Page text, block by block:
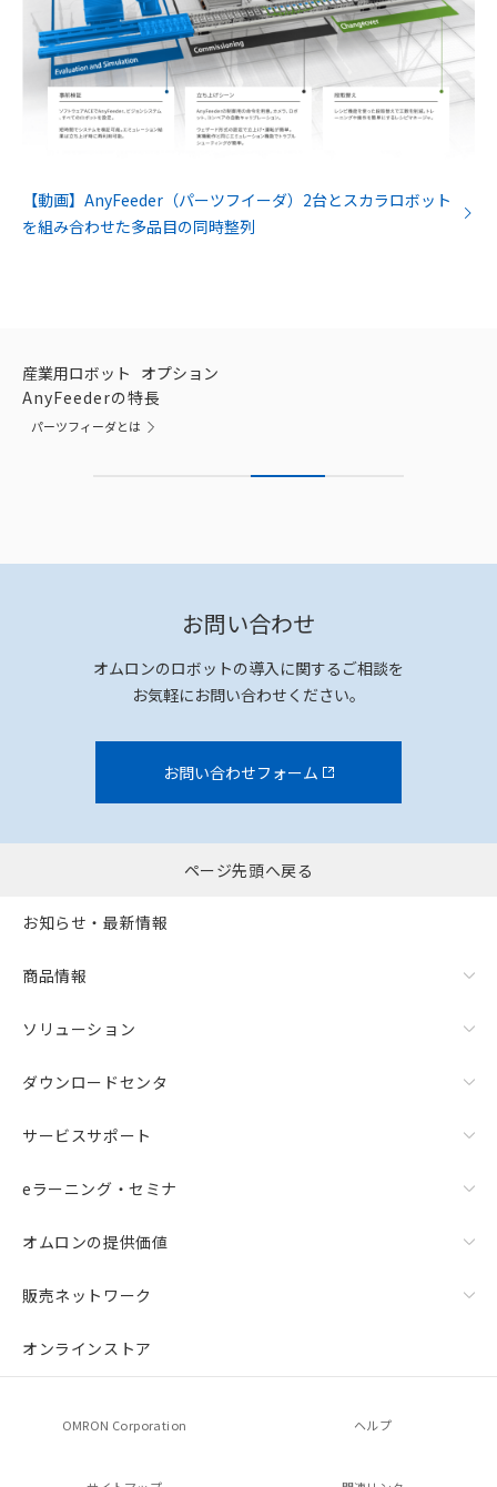
【動画】AnyFeeder（パーツフイーダ）2台とスカラロボット
を組み合わせた多品目の同時整列
産業用ロボット オプション
AnyFeederの特長
パーツフィーダとは
お問い合わせ
オムロンのロボットの導入に関するご相談を
お気軽にお問い合わせください。
お問い合わせフォーム
ページ先頭へ戻る
お知らせ・最新情報
商品情報
ソリューション
ダウンロードセンタ
サービスサポート
eラーニング・セミナ
オムロンの提供価値
販売ネットワーク
オンラインストア
OMRON Corporation ヘルプ